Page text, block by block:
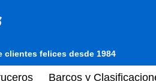
clientes felices desde 1984
Barcos y